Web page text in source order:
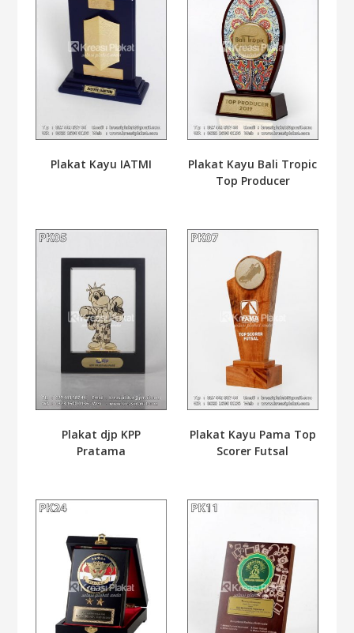
Plakat Kayu IATMI
Plakat Kayu Bali Tropic
Top Producer
Plakat djp KPP
Pratama
Plakat Kayu Pama Top
Scorer Futsal